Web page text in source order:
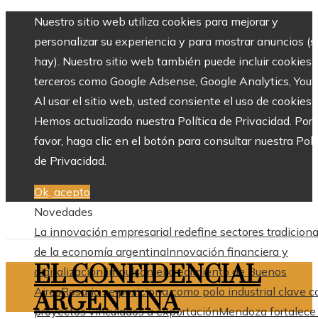
Nuestro sitio web utiliza cookies para mejorar y
personalizar su experiencia y para mostrar anuncios
hay). Nuestro sitio web también puede incluir cookies
terceros como Google Adsense, Google Analytics,
Al usar el sitio web, usted consiente el uso de cookies.
Hemos actualizado nuestra Política de Privacidad. Por
favor, haga clic en el botón para consultar nuestra
de Privacidad.
Ok, acepto
Novedades
La innovación empresarial redefine sectores
de la economía argentinaInnovación financiera y
digitalización impulsan el crecimiento de Buenos
AiresRosario se posiciona como polo industrial clave
proyectos vinculados a exportaciónMendoza fortalece
EL CONFIDENCIAL
ARGENTINA